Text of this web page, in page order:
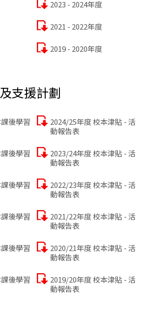
2023 - 2024年度
2021 - 2022年度
2019 - 2020年度
支援計劃
後學習
2024/25年度 校本津貼 - 活
動報告表
後學習
2023/24年度 校本津貼 - 活
動報告表
後學習
2022/23年度 校本津貼 - 活
動報告表
後學習
2021/22年度 校本津貼 - 活
動報告表
後學習
2020/21年度 校本津貼 - 活
動報告表
後學習
2019/20年度 校本津貼 - 活
動報告表